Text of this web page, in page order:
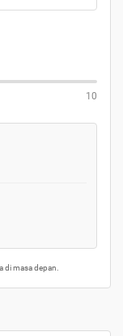
10
di masa depan.